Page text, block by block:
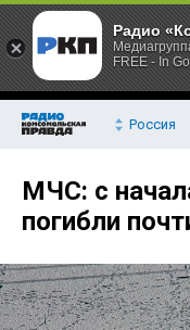
Россия
МЧС: с
погибли
Радио
FREE - In